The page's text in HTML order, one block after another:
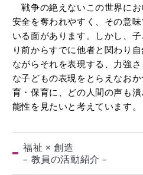
戦争の絶えないこの世界に
安全を奪われやすく、その意
いる面があります。しかし、
り前からすでに他者と関わり
ながらそれを表現する、力強
な子どもの表現をとらえなお
育・保育に、どの人間の声も
能性を見たいと考えています。
福祉 × 創造
– 教員の活動紹介 –